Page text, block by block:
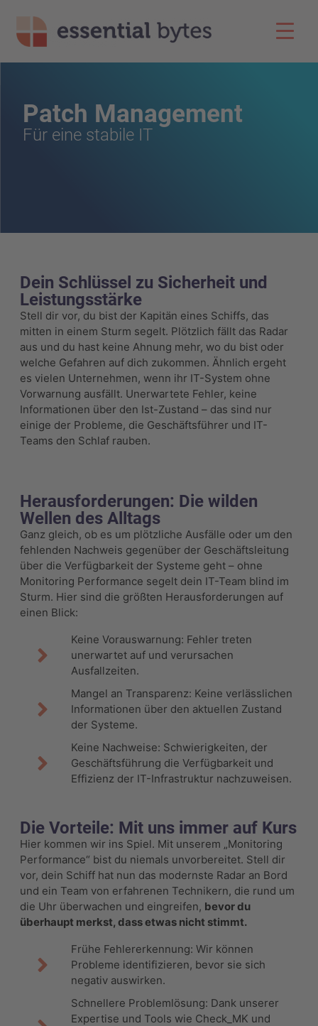
Patch Management
Für eine stabile IT
Dein Schlüssel zu Sicherheit und
Leistungsstärke
Stell dir vor, du bist der Kapitän eines Schiffs, das
mitten in einem Sturm segelt. Plötzlich fällt das Radar
aus und du hast keine Ahnung mehr, wo du bist oder
welche Gefahren auf dich zukommen. Ähnlich ergeht
es vielen Unternehmen, wenn ihr IT-System ohne
Vorwarnung ausfällt. Unerwartete Fehler, keine
Informationen über den Ist-Zustand – das sind nur
einige der Probleme, die Geschäftsführer und IT-
Teams den Schlaf rauben.
Herausforderungen: Die wilden
Wellen des Alltags
Ganz gleich, ob es um plötzliche Ausfälle oder um den
fehlenden Nachweis gegenüber der Geschäftsleitung
über die Verfügbarkeit der Systeme geht – ohne
Monitoring Performance segelt dein IT-Team blind im
Sturm. Hier sind die größten Herausforderungen auf
einen Blick:
Keine Vorauswarnung: Fehler treten
unerwartet auf und verursachen
Ausfallzeiten.
Mangel an Transparenz: Keine verlässlichen
Informationen über den aktuellen Zustand
der Systeme.
Keine Nachweise: Schwierigkeiten, der
Geschäftsführung die Verfügbarkeit und
Effizienz der IT-Infrastruktur nachzuweisen.
Die Vorteile: Mit uns immer auf Kurs
Hier kommen wir ins Spiel. Mit unserem „Monitoring
Performance“ bist du niemals unvorbereitet. Stell dir
vor, dein Schiff hat nun das modernste Radar an Bord
und ein Team von erfahrenen Technikern, die rund um
die Uhr überwachen und eingreifen, bevor du
überhaupt merkst, dass etwas nicht stimmt.
Frühe Fehlererkennung: Wir können
Probleme identifizieren, bevor sie sich
negativ auswirken.
Schnellere Problemlösung: Dank unserer
Expertise und Tools wie Check_MK und